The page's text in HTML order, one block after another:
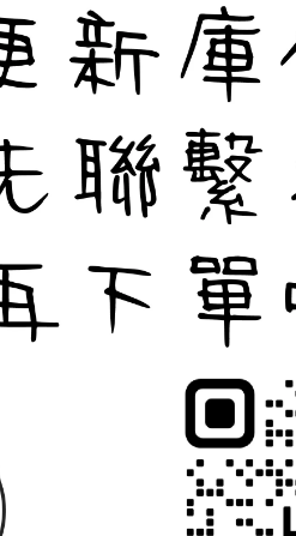
很抱歉，無商品符合篩選
請重新輸入篩選